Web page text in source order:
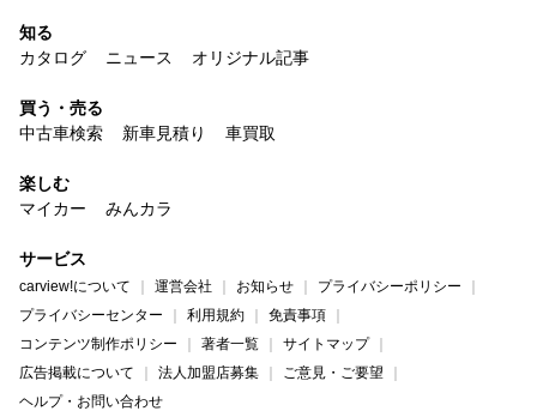
知る
カタログ
ニュース オリジナル記事
買う・売る
中古車検索
新車見積り 車買取
楽しむ
マイカー
みんカラ
サービス
carview!について 運営会社 お知らせ
プライバシーポリシー
プライバシーセンター
利用規約
免責事項
コンテンツ制作ポリシー
著者一覧
サイトマップ
広告掲載について
法人加盟店募集
ご意見・ご要望
ヘルプ・お問い合わせ